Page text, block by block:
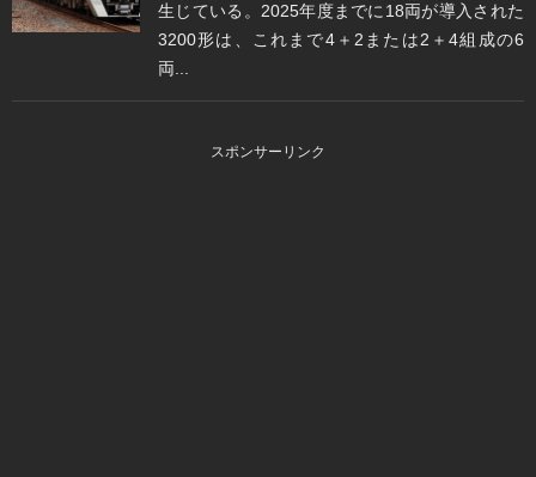
生じている。2025年度までに18両が導入された
3200形は、これまで4＋2または2＋4組成の6
両...
スポンサーリンク